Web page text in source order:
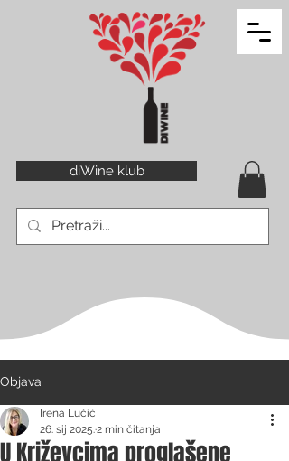
diWine klub
Objava
U Križevcima proglašene
Irena Lučić
26. sij 2025. 2 min čitanja